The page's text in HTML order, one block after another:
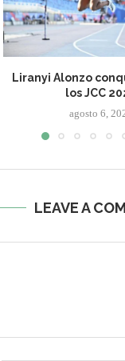
Liranyi Alonzo
los JCC
agosto 6,
LEAVE A